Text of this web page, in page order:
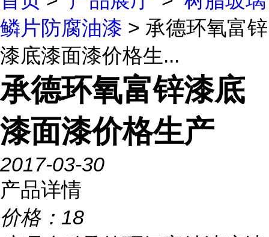
鳞片防腐油漆 > 承德环氧富锌
漆底漆面漆价格生...
承德环氧富锌漆底
漆面漆价格生产
2017-03-30
产品详情
价格： 18